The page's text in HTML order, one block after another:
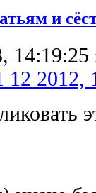
и
14:19:25
12 2012,